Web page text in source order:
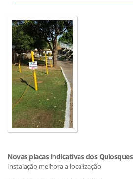
Novas placas indicativas dos Quiosques
Instalação melhora a localização